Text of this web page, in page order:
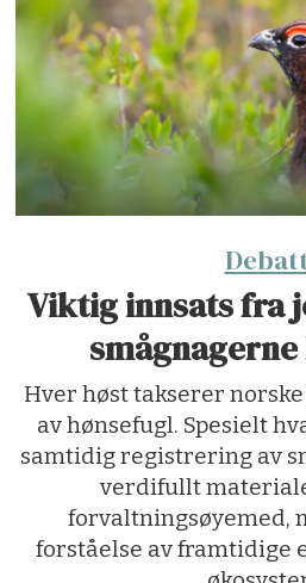
Viktig innsats fra
Hver høst takserer
av hønsefugl. Spesielt
samtidig registrering av
verdifullt
forvaltningsøyemed,
forståelse av framtidige